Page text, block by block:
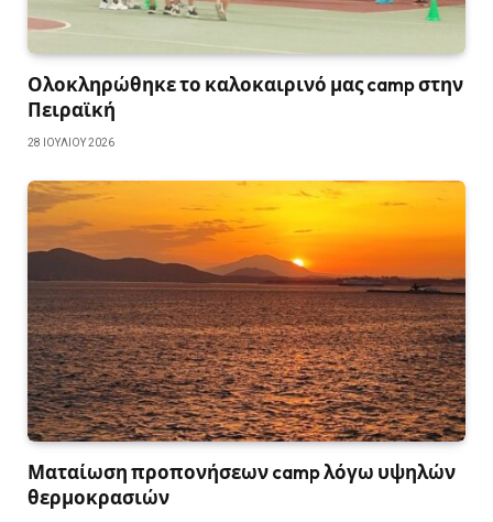
Ολοκληρώθηκε το καλοκαιρινό μας camp στην
Πειραϊκή
28 ΙΟΥΛΊΟΥ 2026
Ματαίωση προπονήσεων camp λόγω υψηλών
θερμοκρασιών